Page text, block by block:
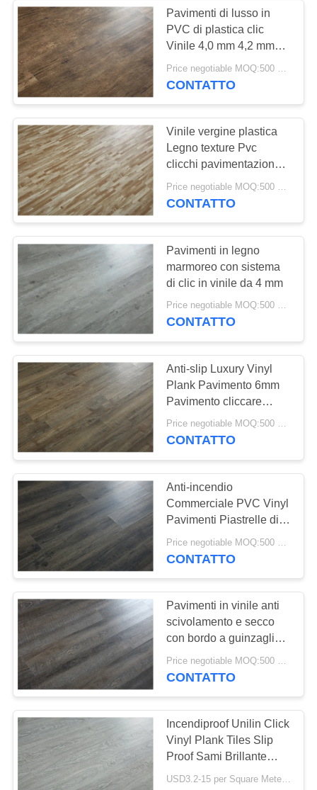
CONTATTACI
NOTIZIE
CASI
CHIEDI UN
PREVENTIVO
MAPPA
DEL
SITO
POLITICA
SULLA
PRIVACY
pavimenti in PVC
per ospedali
20
Pavimenti in PVC
antistatici
Fogli di PVC
antistatici
15
Pavimenti in vinile a
secco
49
pavimentazione
autoadesiva del
vinile
51
Pavimenti di lusso in
PVC di plastica clic
Vinile 4,0 mm 4,2 mm
4,5 mm 5,0 mm 6,0 mm
Spessore
CONTATTO
Vinile vergine plastica
Legno texture Pvc
clicchi pavimentazione
piastra per uso interno
Price negotiable MOQ:500 metri quadrati
CONTATTO
Pavimenti in legno
marmoreo con sistema
di clic in vinile da 4 mm
Price negotiable MOQ:500 metri quadrati
CONTATTO
Anti-slip Luxury Vinyl
Plank Pavimento 6mm
Pavimento cliccare
Interlocking Piastrelle
Price negotiable MOQ:500 metri quadrati
CONTATTO
Anti-incendio
Commerciale PVC Vinyl
Pavimenti Piastrelle di
lusso Marmo Legno
Clicca Stampato
CONTATTO
Pavimenti in vinile anti
scivolamento e secco
con bordo a guinzaglio
che assomigliano a
pavimenti in legno
Price negotiable MOQ:500 metri quadrati
CONTATTO
Incendiproof Unilin Click
Vinyl Plank Tiles Slip
Proof Sami Brillante
Granulato
USD3.2-15 per Square Meter MOQ:500 mq